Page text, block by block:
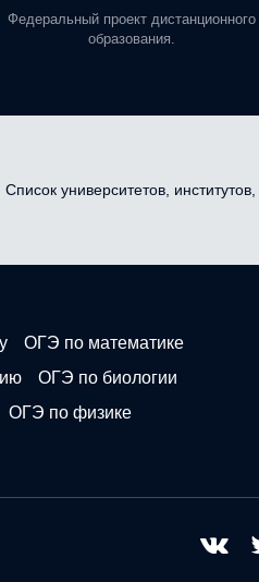
Федеральный проект дистанционного
образования.
университетов, институтов,
ОГЭ по математике
ОГЭ по биологии
ОГЭ по физике